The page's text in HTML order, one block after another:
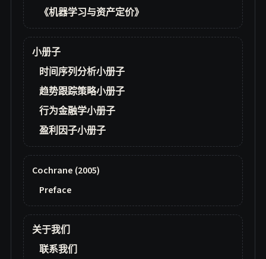
《机器学习与资产定价》
小册子
时间序列分析小册子
趋势跟踪策略小册子
行为金融学小册子
盈利因子小册子
Cochrane (2005)
Preface
关于我们
联系我们